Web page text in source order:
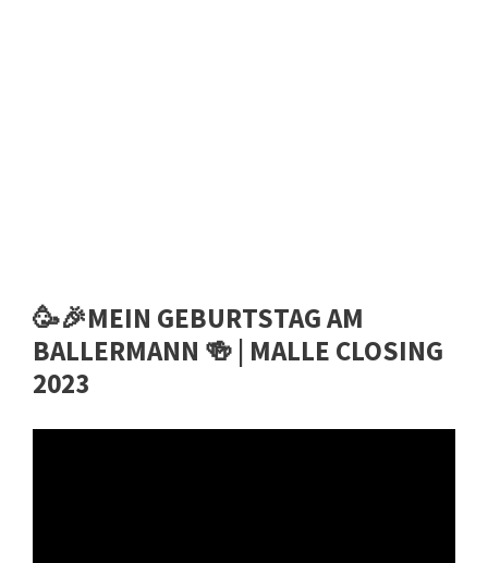
🥳🎉MEIN GEBURTSTAG AM
BALLERMANN 🍻 | MALLE CLOSING
2023